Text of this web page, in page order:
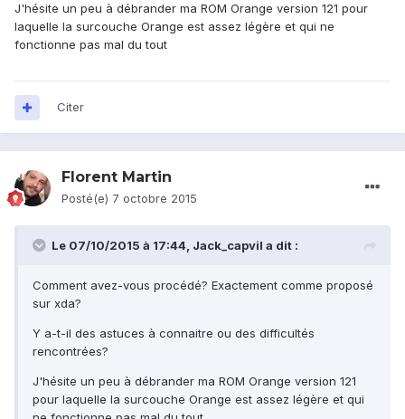
J'hésite un peu à débrander ma ROM Orange version 121 pour
laquelle la surcouche Orange est assez légère et qui ne
fonctionne pas mal du tout
Citer
Florent Martin
Posté(e) 7 octobre 2015
Le 07/10/2015 à 17:44, Jack_capvil a dit :
Comment avez-vous procédé? Exactement comme proposé
sur xda?
Y a-t-il des astuces à connaitre ou des difficultés
rencontrées?
J'hésite un peu à débrander ma ROM Orange version 121
pour laquelle la surcouche Orange est assez légère et qui